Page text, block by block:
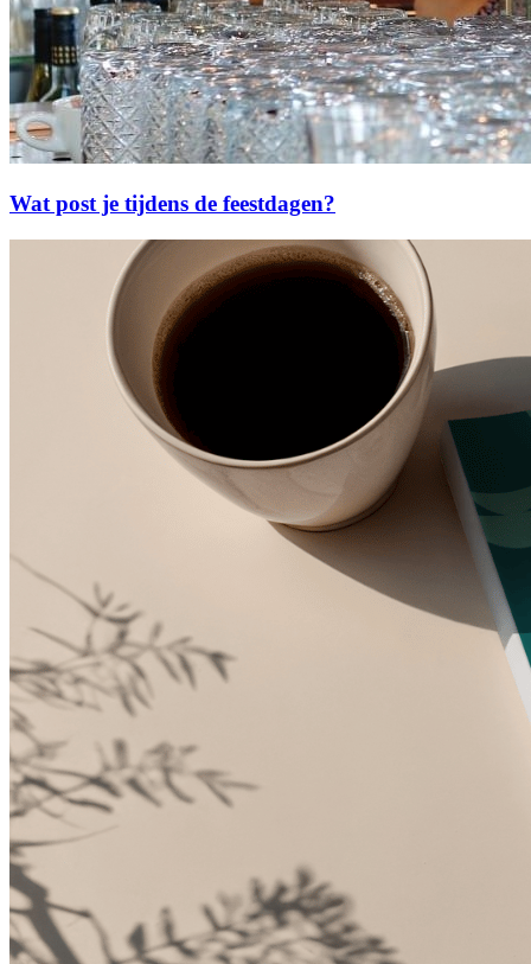
Wat post je tijdens de feestdagen?